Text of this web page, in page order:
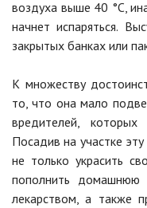
воздуха выше 40 °C,
начнет испаряться.
закрытых банках или
К множеству
то, что она мало
вредителей,
Посадив на участке
не только украсить
пополнить домашнюю
лекарством, а также